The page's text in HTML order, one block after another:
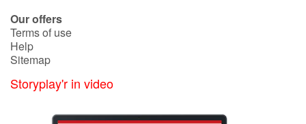
Our offers
Terms of use
Help
Sitemap
Storyplay'r in video